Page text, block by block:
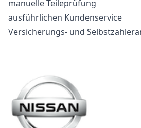
manuelle Teileprüfung
ausführlichen Kundenservice
Versicherungs- und